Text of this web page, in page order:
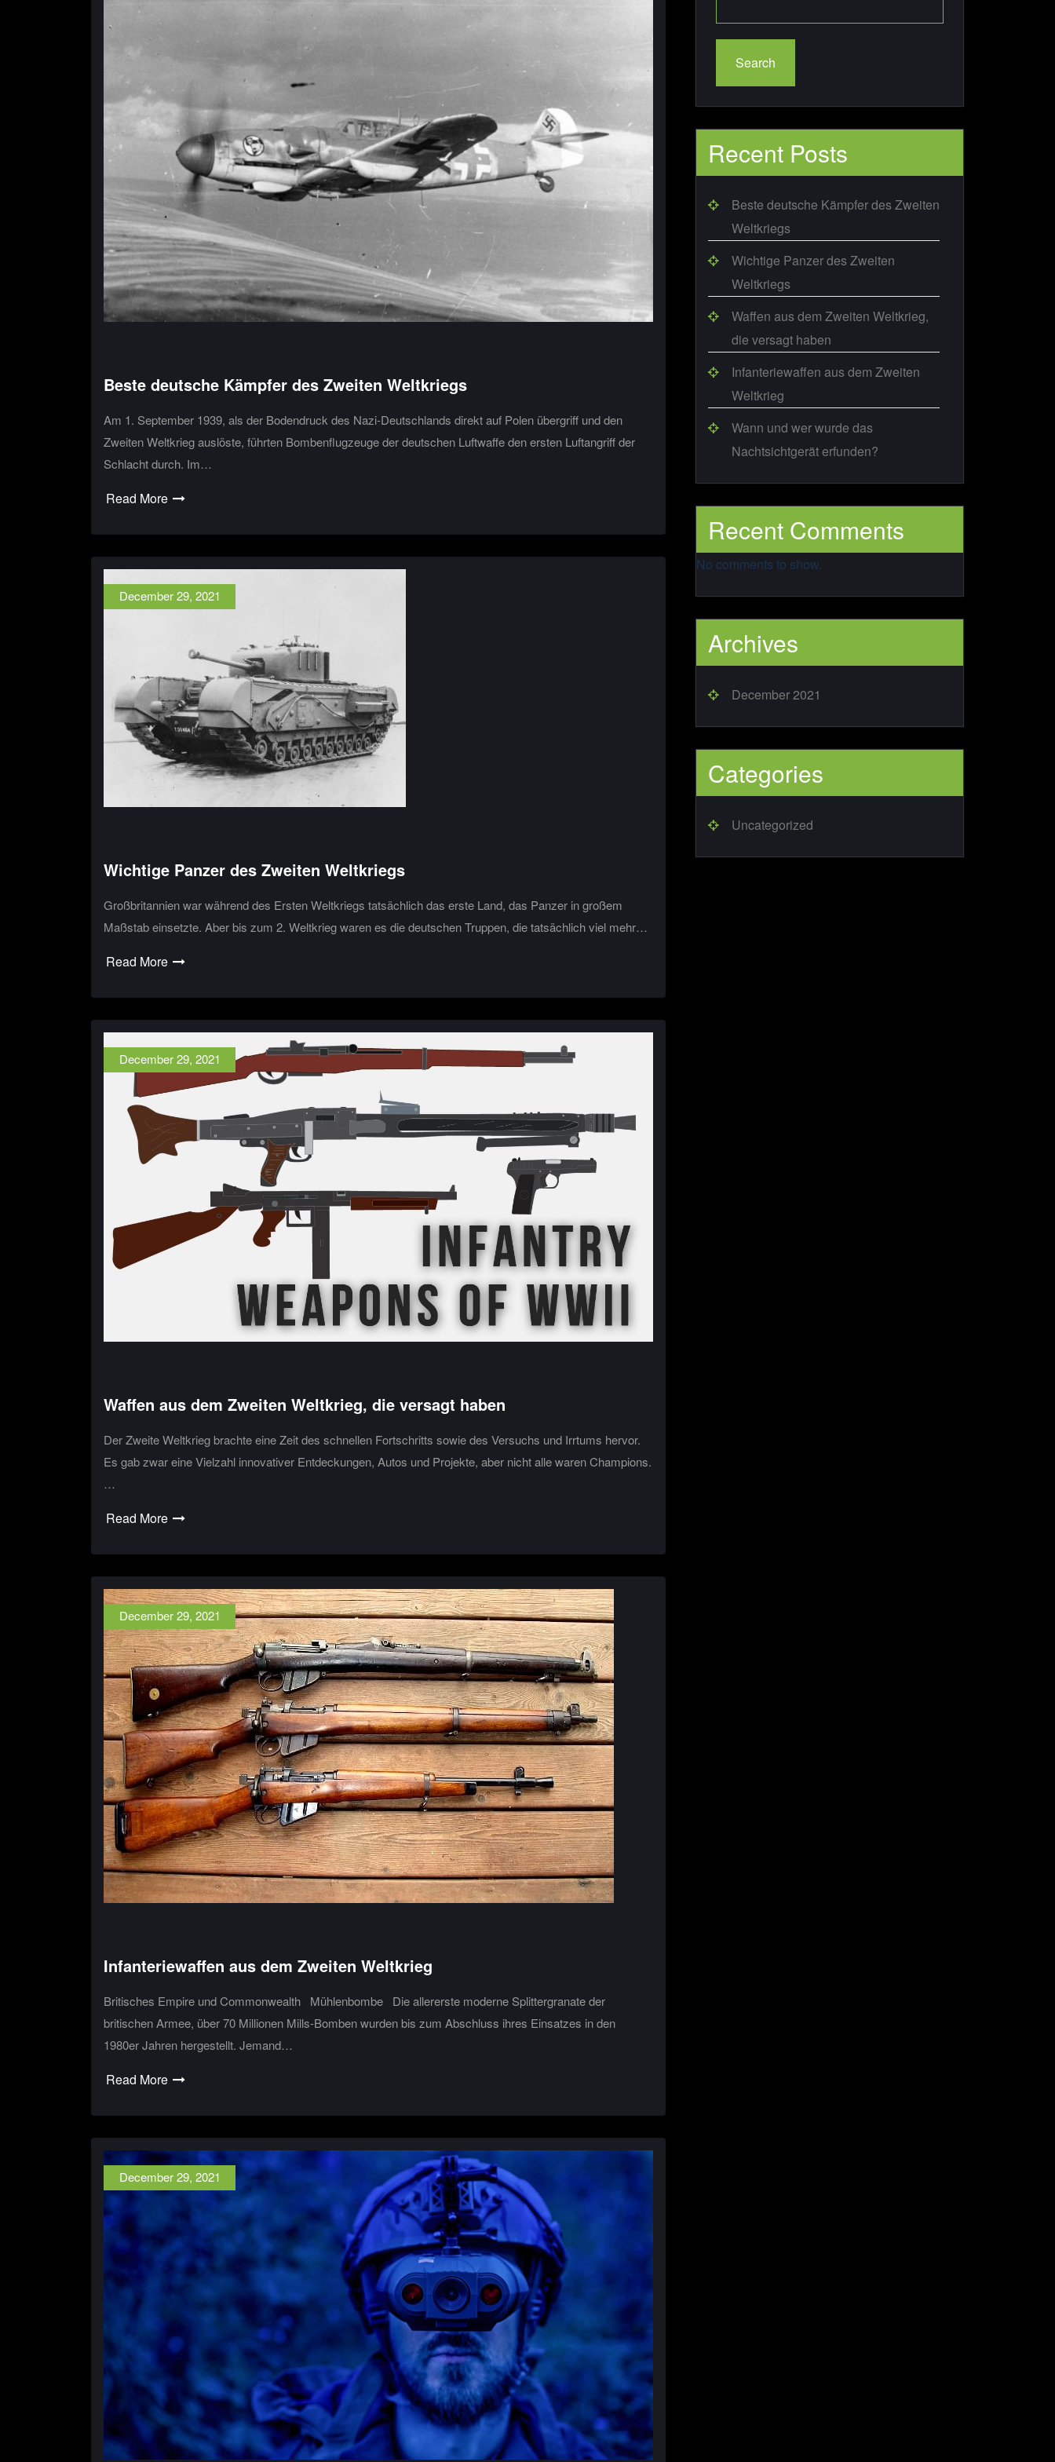
Beste deutsche Kämpfer des Zweiten Weltkriegs
Am 1. September 1939, als der Bodendruck des Nazi-Deutschlands direkt auf Polen übergriff und den
Zweiten Weltkrieg auslöste, führten Bombenflugzeuge der deutschen Luftwaffe den ersten Luftangriff der
Schlacht durch. Im…
Read More
December 29, 2021
Wichtige Panzer des Zweiten Weltkriegs
Großbritannien war während des Ersten Weltkriegs tatsächlich das erste Land, das Panzer in großem
Maßstab einsetzte. Aber bis zum 2. Weltkrieg waren es die deutschen Truppen, die tatsächlich viel mehr…
Read More
December 29, 2021
Waffen aus dem Zweiten Weltkrieg, die versagt haben
Der Zweite Weltkrieg brachte eine Zeit des schnellen Fortschritts sowie des Versuchs und Irrtums hervor.
Es gab zwar eine Vielzahl innovativer Entdeckungen, Autos und Projekte, aber nicht alle waren Champions.
…
Read More
December 29, 2021
Infanteriewaffen aus dem Zweiten Weltkrieg
Britisches Empire und Commonwealth Mühlenbombe Die allererste moderne Splittergranate der
britischen Armee, über 70 Millionen Mills-Bomben wurden bis zum Abschluss ihres Einsatzes in den
1980er Jahren hergestellt. Jemand…
Read More
December 29, 2021
Search
Recent Posts
Beste deutsche Kämpfer des Zweiten
Weltkriegs
Wichtige Panzer des Zweiten
Weltkriegs
Waffen aus dem Zweiten Weltkrieg,
die versagt haben
Infanteriewaffen aus dem Zweiten
Weltkrieg
Wann und wer wurde das
Nachtsichtgerät erfunden?
Recent Comments
No comments to show.
Archives
December 2021
Categories
Uncategorized